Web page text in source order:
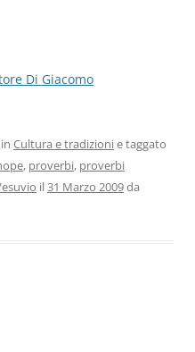
Di Giacomo
Cultura e tradizionie taggato
, proverbi, proverbi
il31 Marzo 2009da